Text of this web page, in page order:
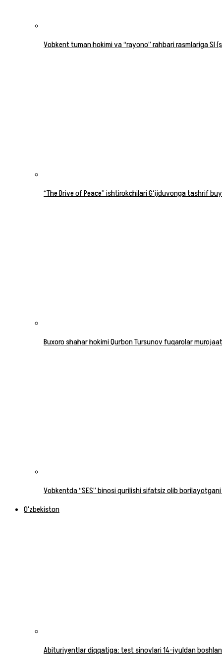
Vobkent tuman hokimi va “rayono” rahbari rasmlariga
“The Drive of Peace” ishtirokchilari Gʻijduvonga tashrif
Buxoro shahar hokimi Qurbon Tursunov fuqarolar
Vobkentda “SES” binosi qurilishi sifatsiz olib
O‘zbekiston
Abituriyentlar diqqatiga: test sinovlari 14-iyuldan